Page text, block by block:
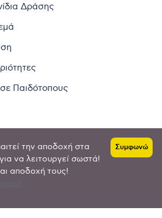
Δράσης
Παιδότοπους
την αποδοχή στα
να λειτουργεί σωστά!
αποδοχή τους!
Συμφωνώ